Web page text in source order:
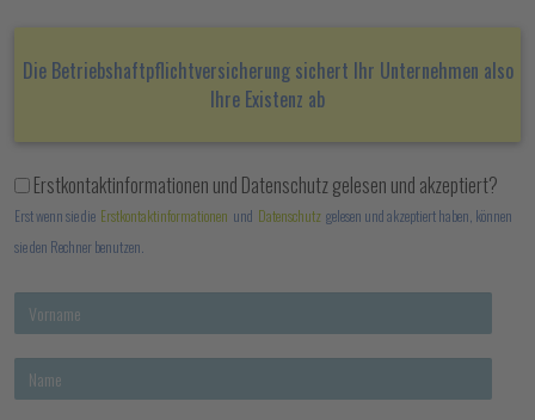
Die Betriebshaftpflichtversicherung sichert Ihr Unternehmen also
Ihre Existenz ab
Erstkontaktinformationen und Datenschutz gelesen und akzeptiert?
Erst wenn sie die Erstkontaktinformationen und Datenschutz gelesen und akzeptiert haben, können
sie den Rechner benutzen.